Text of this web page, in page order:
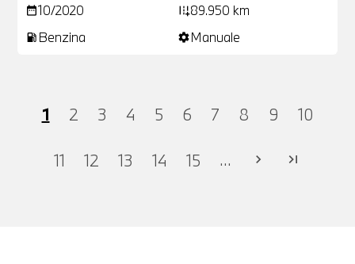
date_range10/2020 add_road89.950 km
local_gas_station Benzina settingsManuale
1 2 3 4 5 6 7 8 9 10
11 12 13 14 15 ... chevron_right last_page